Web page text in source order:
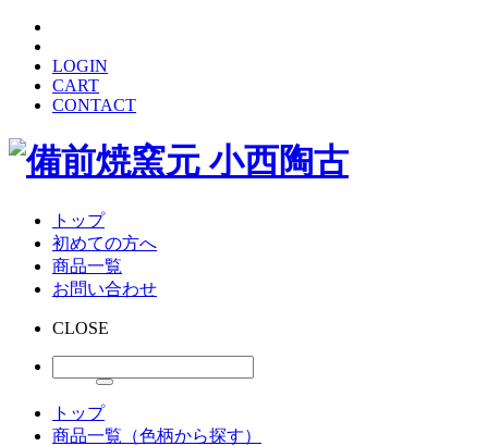
LOGIN
CART
CONTACT
トップ
初めての方へ
商品一覧
お問い合わせ
CLOSE
トップ
商品一覧（色柄から探す）